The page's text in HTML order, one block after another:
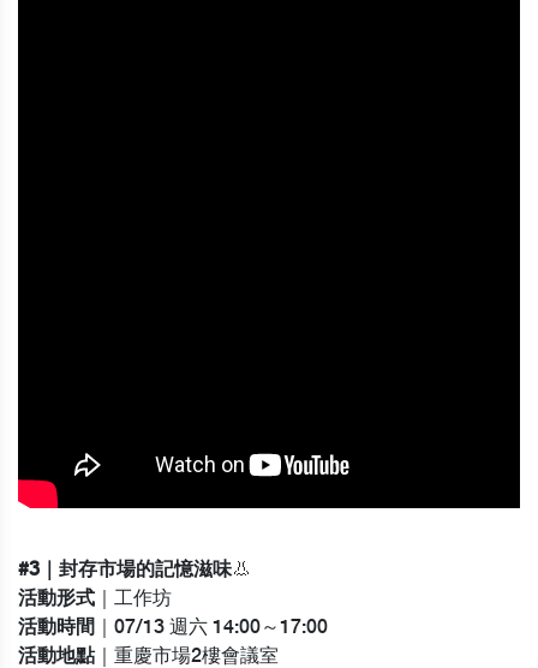
#3｜封存市場的記憶滋味👃
活動形式 ｜工作坊
活動時間
｜07/13 週六 14:00～17:00
活動地點｜重慶市場2樓會議室